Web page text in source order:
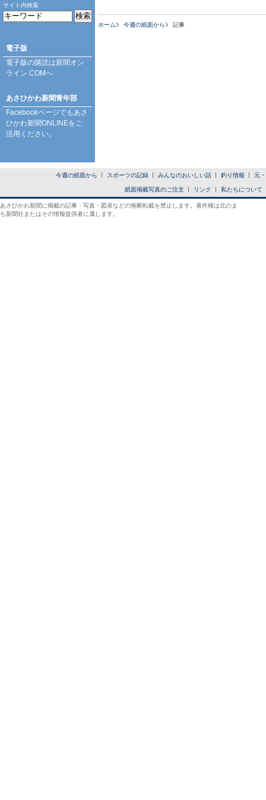
ホーム 今週の紙面から 記事
サイト内検索
電子版
電子版の購読は新聞オン
ライン.COMへ
あさひかわ新聞青年部
Facebookページでもあさ
ひかわ新聞ONLINEをご
活用ください。
今週の紙面から スポーツの記録 みんなのおいしい話 釣り情報 元
紙面掲載写真のご注文 リンク 私たちについて
あさひかわ新聞に掲載の記事・写真・図表などの無断転載を禁止します。著作権は北のま
ち新聞社またはその情報提供者に属します。